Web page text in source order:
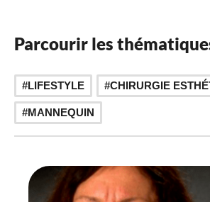
Parcourir les
LIFESTYLE CHIRURGIE
MANNEQUIN